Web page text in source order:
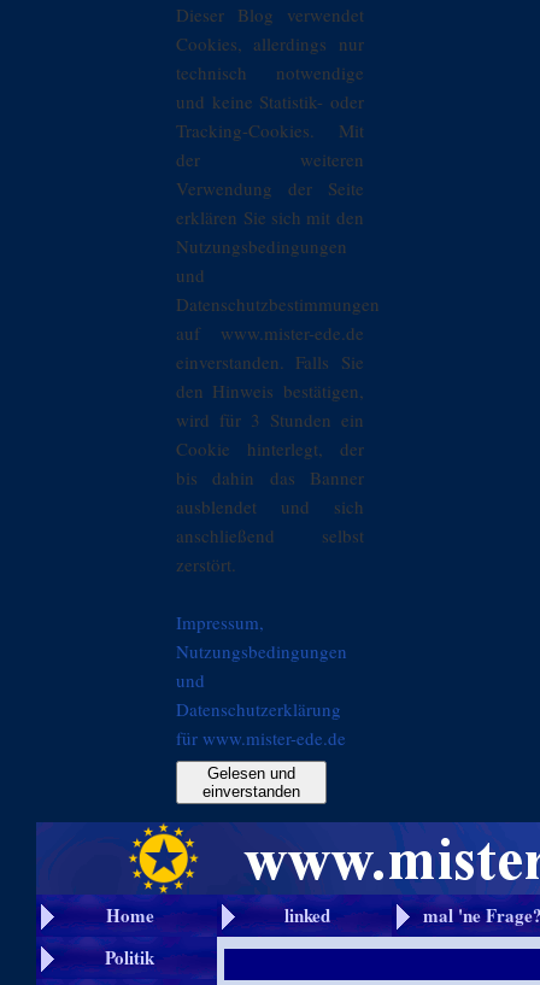
Dieser Blog verwendet
Cookies, allerdings nur
technisch notwendige
und keine Statistik- oder
Tracking-Cookies. Mit
der weiteren
Verwendung der Seite
erklären Sie sich mit den
Nutzungsbedingungen
und
Datenschutzbestimmungen
auf www.mister-ede.de
einverstanden. Falls Sie
den Hinweis bestätigen,
wird für 3 Stunden ein
Cookie hinterlegt, der
bis dahin das Banner
ausblendet und sich
anschließend selbst
zerstört.
Impressum,
Nutzungsbedingungen
und
Datenschutzerklärung
für www.mister-ede.de
Gelesen und
einverstanden
Home linked
mal 'ne
Politik